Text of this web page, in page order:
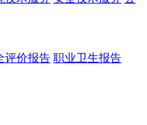
评价报告 职业卫生报告